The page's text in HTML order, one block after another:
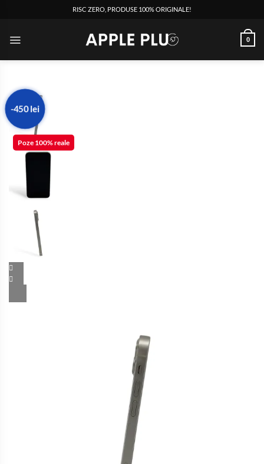
RISC ZERO, PRODUSE 100% ORIGINALE!
0
-450 lei
Poze 100% reale